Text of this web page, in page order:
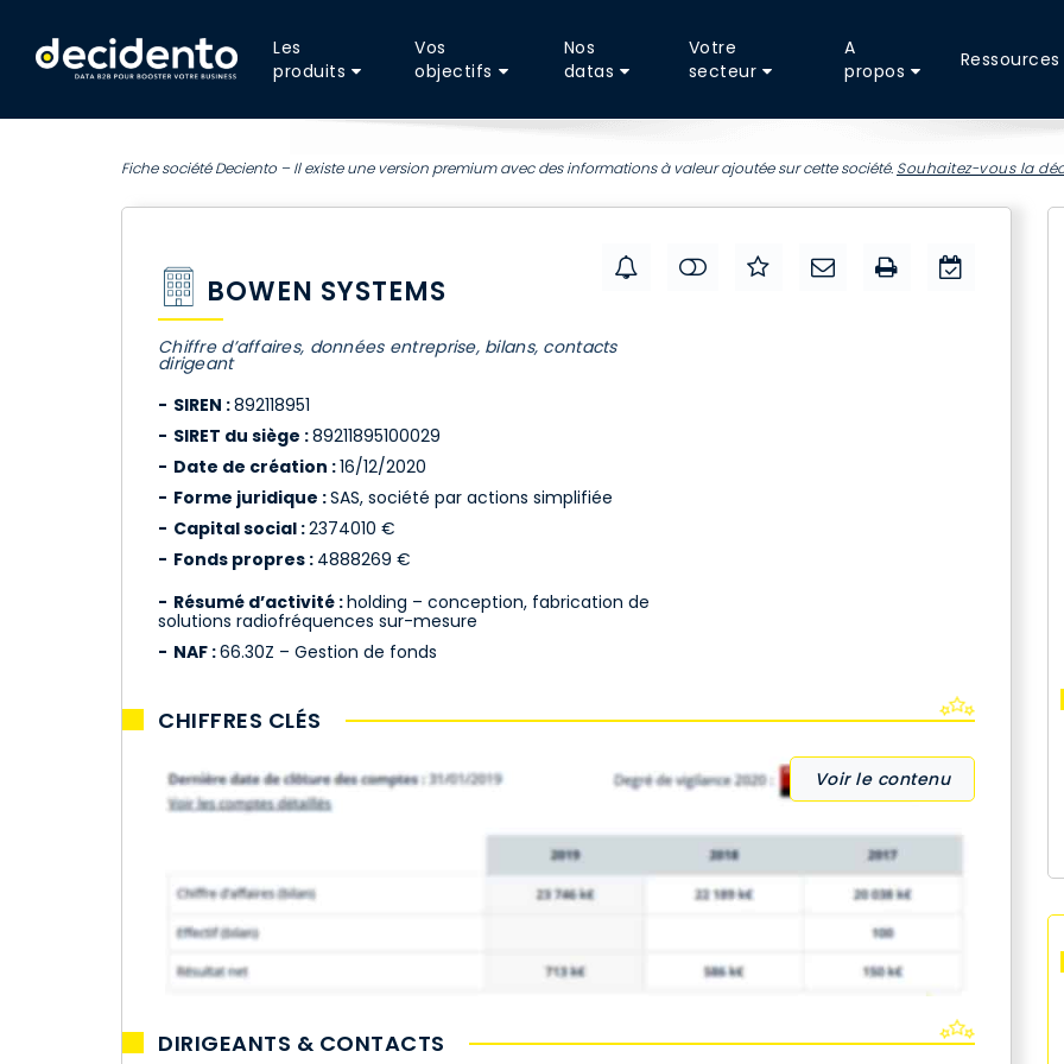
Les
produits
Vos
objectifs
Nos
datas
Votre
secteur
A
propos
Ressources
Fiche société Deciento – Il existe une version premium avec des informations à valeur ajoutée sur cette société. Souhaitez-vous la
BOWEN SYSTEMS
Chiffre d’affaires, données entreprise, bilans, contacts
dirigeant
SIREN :892118951
SIRET du siège :89211895100029
Date de création :16/12/2020
Forme juridique :SAS, société par actions simplifiée
Capital social :2374010 €
Fonds propres : 4888269 €
Résumé d’activité :holding – conception, fabrication de
solutions radiofréquences sur-mesure
NAF :66.30Z – Gestion de fonds
CHIFFRES CLÉS
Voir le contenu
DIRIGEANTS & CONTACTS